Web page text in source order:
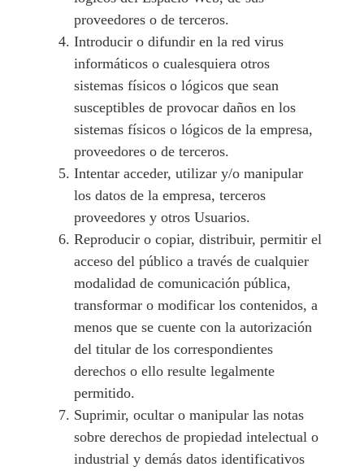
proveedores o de terceros.
Introducir o difundir en la red virus
informáticos o cualesquiera otros
sistemas físicos o lógicos que sean
susceptibles de provocar daños en los
sistemas físicos o lógicos de la empresa,
proveedores o de terceros.
Intentar acceder, utilizar y/o manipular
los datos de la empresa, terceros
proveedores y otros Usuarios.
Reproducir o copiar, distribuir, permitir el
acceso del público a través de cualquier
modalidad de comunicación pública,
transformar o modificar los contenidos, a
menos que se cuente con la autorización
del titular de los correspondientes
derechos o ello resulte legalmente
permitido.
Suprimir, ocultar o manipular las notas
sobre derechos de propiedad intelectual o
industrial y demás datos identificativos